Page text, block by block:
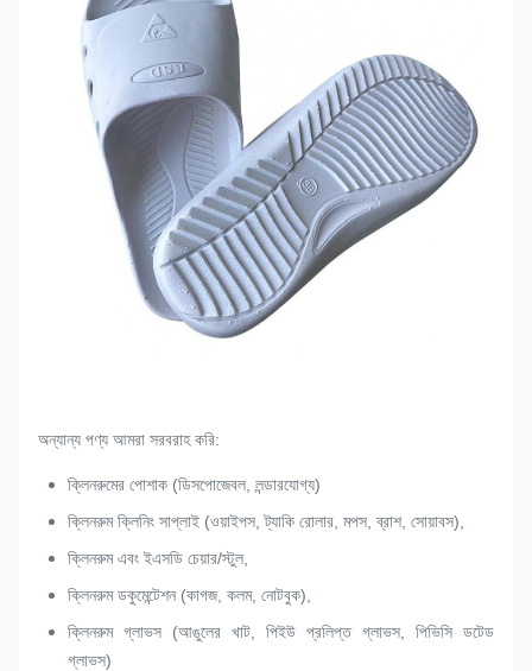
অন্যান্য পণ্য আমরা সরবরাহ করি:
ক্লিনরুমের পোশাক (ডিসপোজেবল, লন্ডারযোগ্য)
ক্লিনরুম ক্লিনিং সাপ্লাই (ওয়াইপস, ট্যাকি রোলার, মপস, ব্রাশ, সোয়াবস),
ক্লিনরুম এবং ইএসডি চেয়ার/স্টুল,
ক্লিনরুম ডকুমেন্টেশন (কাগজ, কলম, নোটবুক),
ক্লিনরুম গ্লাভস (আঙুলের খাট, পিইউ প্রলিপ্ত গ্লাভস, পিভিসি ডটেড
গ্লাভস)